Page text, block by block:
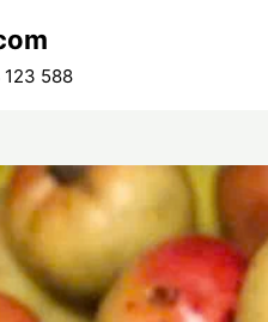
588